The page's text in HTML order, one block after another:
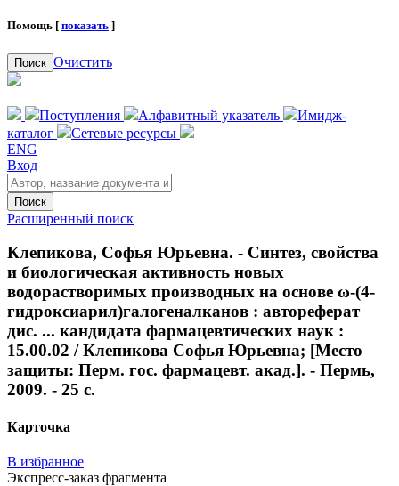
Помощь [ показать ]
Поиск Очистить
Поступления Алфавитный указатель
Имидж-
каталог
Сетевые ресурсы
ENG
Вход
Поиск
Расширенный поиск
Клепикова, Софья Юрьевна. - Синтез, свойства
и биологическая активность новых
водорастворимых производных на основе ω-(4-
гидроксиарил)галогеналканов : автореферат
дис. ... кандидата фармацевтических наук :
15.00.02 / Клепикова Софья Юрьевна; [Место
защиты: Перм. гос. фармацевт. акад.]. - Пермь,
2009. - 25 с.
Карточка
В избранное
Экспресс-заказ фрагмента